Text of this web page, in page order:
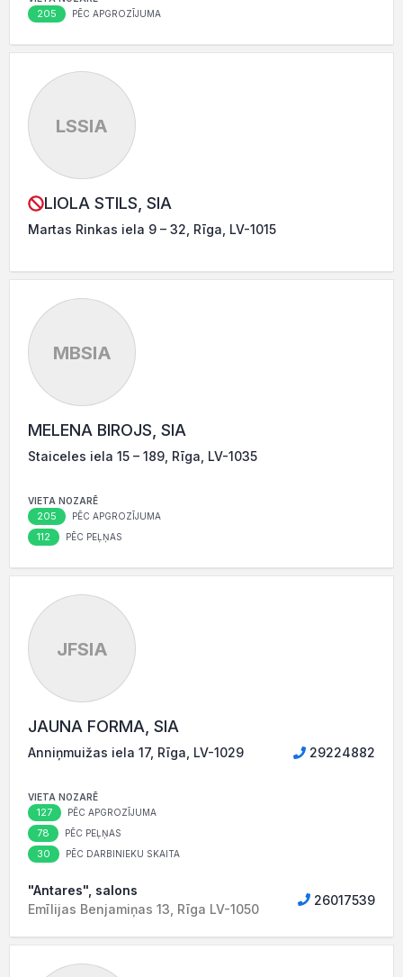
205 PĒC APGROZĪJUMA
LSSIA
LIOLA STILS, SIA
Martas Rinkas iela 9 – 32, Rīga, LV-1015
MBSIA
MELENA BIROJS, SIA
Staiceles iela 15 – 189, Rīga, LV-1035
VIETA NOZARĒ
205 PĒC APGROZĪJUMA
112 PĒC PEĻŅAS
JFSIA
JAUNA FORMA, SIA
Anniņmuižas iela 17, Rīga, LV-1029 29224882
VIETA NOZARĒ
127 PĒC APGROZĪJUMA
78 PĒC PEĻŅAS
30 PĒC DARBINIEKU SKAITA
"Antares", salons
Emīlijas Benjamiņas 13, Rīga LV-1050
26017539